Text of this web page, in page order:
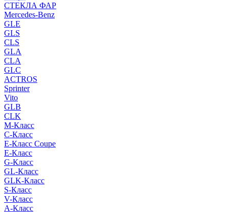
СТЕКЛА ФАР
Mercedes-Benz
GLE
GLS
CLS
GLA
CLA
GLC
ACTROS
Sprinter
Vito
GLB
CLK
M-Класс
C-Класс
E-Класс Coupe
E-Класс
G-Класс
GL-Класс
GLK-Класс
S-Класс
V-Класс
A-Класс